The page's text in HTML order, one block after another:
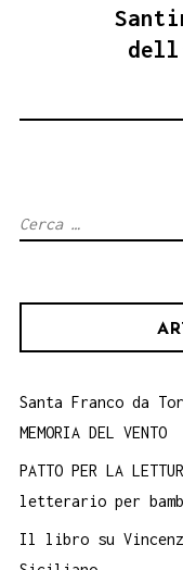
Ricerca
Santa Franco da
MEMORIA DEL VENTO
PATTO PER LA
letterario per
Il libro su